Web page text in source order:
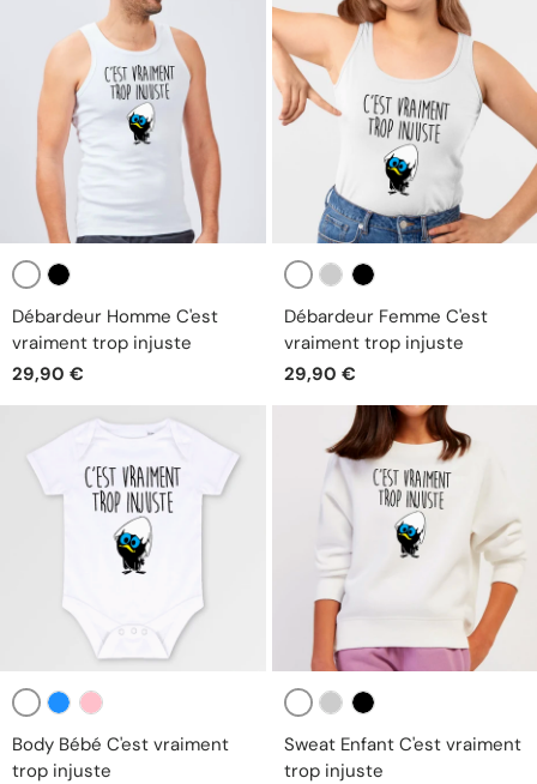
Blanc
Débardeur Homme C'est
vraiment trop injuste
29,90 €
Blanc
Débardeur Femme C'est
vraiment trop injuste
29,90 €
Blanc
Body Bébé C'est vraiment
trop injuste
Blanc
Sweat Enfant C'est vraiment
trop injuste